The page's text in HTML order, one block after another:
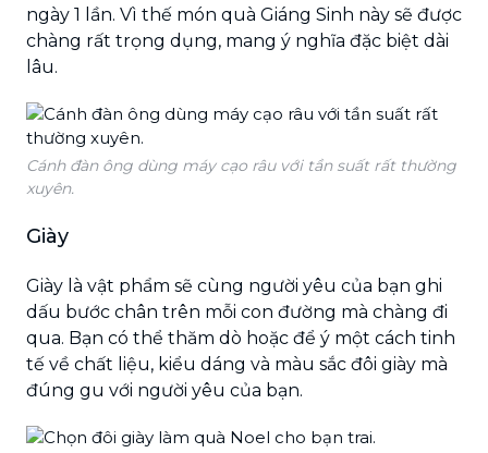
ngày 1 lần. Vì thế món quà Giáng Sinh này sẽ được
chàng rất trọng dụng, mang ý nghĩa đặc biệt dài
lâu.
Cánh đàn ông dùng máy cạo râu với tần suất rất thường
xuyên.
Giày
Giày là vật phẩm sẽ cùng người yêu của bạn ghi
dấu bước chân trên mỗi con đường mà chàng đi
qua. Bạn có thể thăm dò hoặc để ý một cách tinh
tế về chất liệu, kiểu dáng và màu sắc đôi giày mà
đúng gu với người yêu của bạn.